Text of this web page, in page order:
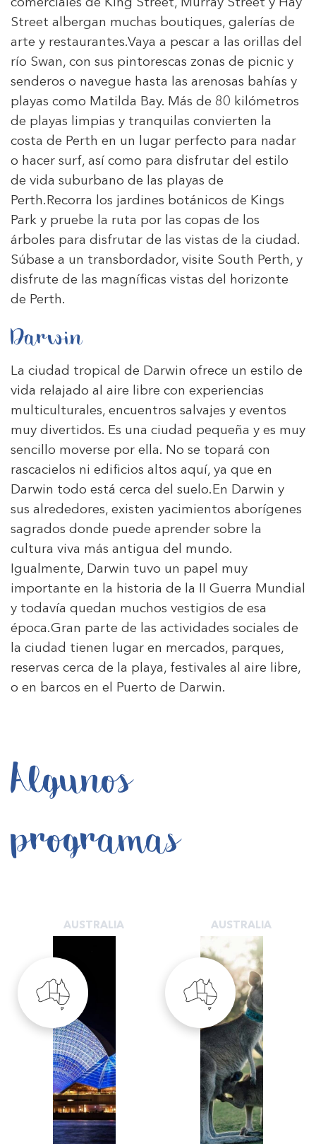
comerciales de King Street, Murray Street y Hay
Street albergan muchas boutiques, galerías de
arte y restaurantes.Vaya a pescar a las orillas del
río Swan, con sus pintorescas zonas de picnic y
senderos o navegue hasta las arenosas bahías y
playas como Matilda Bay. Más de 80 kilómetros
de playas limpias y tranquilas convierten la
costa de Perth en un lugar perfecto para nadar
o hacer surf, así como para disfrutar del estilo
de vida suburbano de las playas de
Perth.Recorra los jardines botánicos de Kings
Park y pruebe la ruta por las copas de los
árboles para disfrutar de las vistas de la ciudad.
Súbase a un transbordador, visite South Perth, y
disfrute de las magníficas vistas del horizonte
de Perth.
Darwin
La ciudad tropical de Darwin ofrece un estilo de
vida relajado al aire libre con experiencias
multiculturales, encuentros salvajes y eventos
muy divertidos. Es una ciudad pequeña y es muy
sencillo moverse por ella. No se topará con
rascacielos ni edificios altos aquí, ya que en
Darwin todo está cerca del suelo.En Darwin y
sus alrededores, existen yacimientos aborígenes
sagrados donde puede aprender sobre la
cultura viva más antigua del mundo.
Igualmente, Darwin tuvo un papel muy
importante en la historia de la II Guerra Mundial
y todavía quedan muchos vestigios de esa
época.Gran parte de las actividades sociales de
la ciudad tienen lugar en mercados, parques,
reservas cerca de la playa, festivales al aire libre,
o en barcos en el Puerto de Darwin.
Algunos
programas
AUSTRALIA AUSTRALIA